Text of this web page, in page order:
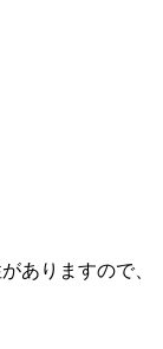
ありますので、